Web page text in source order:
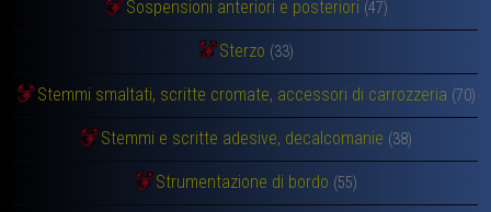
Sospensioni anteriori e posteriori (47)
Sterzo (33)
Stemmi smaltati, scritte cromate, accessori di carrozzeria (70)
Stemmi e scritte adesive, decalcomanie (38)
Strumentazione di bordo (55)